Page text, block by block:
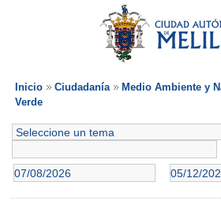
Inicio Ciudadanía Medio Ambiente y
Verde